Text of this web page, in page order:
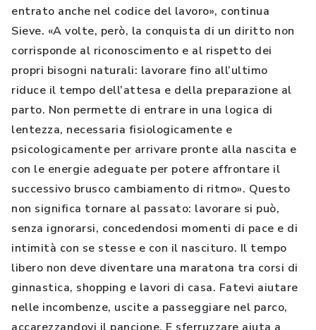
entrato anche nel codice del lavoro», continua
Sieve. «A volte, però, la conquista di un diritto non
corrisponde al riconoscimento e al rispetto dei
propri bisogni naturali: lavorare fino all’ultimo
riduce il tempo dell’attesa e della preparazione al
parto. Non permette di entrare in una logica di
lentezza, necessaria fisiologicamente e
psicologicamente per arrivare pronte alla nascita e
con le energie adeguate per potere affrontare il
successivo brusco cambiamento di ritmo». Questo
non significa tornare al passato: lavorare si può,
senza ignorarsi, concedendosi momenti di pace e di
intimità con se stesse e con il nascituro. Il tempo
libero non deve diventare una maratona tra corsi di
ginnastica, shopping e lavori di casa. Fatevi aiutare
nelle incombenze, uscite a passeggiare nel parco,